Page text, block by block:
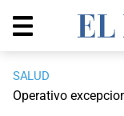
SALUD
Operativo